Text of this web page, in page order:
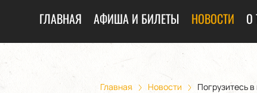
ГЛАВНАЯ АФИША И БИЛЕТЫ НОВОСТИ О
Главная Новости Погрузитесь